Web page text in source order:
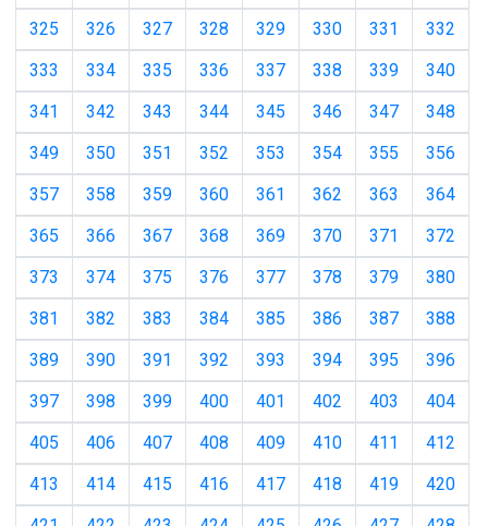
325
326 327 328 329 330 331
332
333
334 335 336 337 338 339
340
341
342 343 344 345 346 347
348
349
350 351 352 353 354 355
356
357
358 359 360 361 362 363
364
365
366 367 368 369 370 371
372
373
374 375 376 377 378 379
380
381
382 383 384 385 386 387
388
389
390 391 392 393 394 395
396
397
398 399 400 401 402 403
404
405
406 407 408 409 410 411
412
413
414 415 416 417 418 419
420